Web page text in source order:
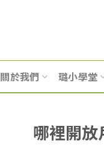
關於我們 璐小學堂
哪裡開